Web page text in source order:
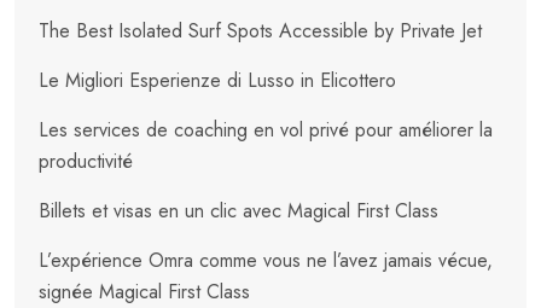
The Best Isolated Surf Spots Accessible by Private Jet
Le Migliori Esperienze di Lusso in Elicottero
Les services de coaching en vol privé pour améliorer la
productivité
Billets et visas en un clic avec Magical First Class
L’expérience Omra comme vous ne l’avez jamais vécue,
signée Magical First Class